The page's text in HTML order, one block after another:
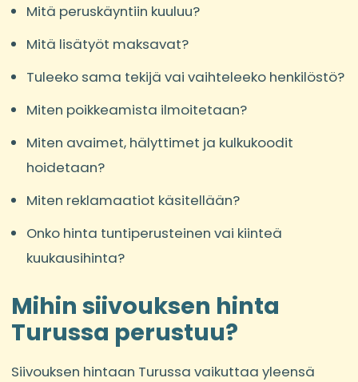
Mitä peruskäyntiin kuuluu?
Mitä lisätyöt maksavat?
Tuleeko sama tekijä vai vaihteleeko henkilöstö?
Miten poikkeamista ilmoitetaan?
Miten avaimet, hälyttimet ja kulkukoodit
hoidetaan?
Miten reklamaatiot käsitellään?
Onko hinta tuntiperusteinen vai kiinteä
kuukausihinta?
Mihin siivouksen hinta
Turussa perustuu?
Siivouksen hintaan Turussa vaikuttaa yleensä